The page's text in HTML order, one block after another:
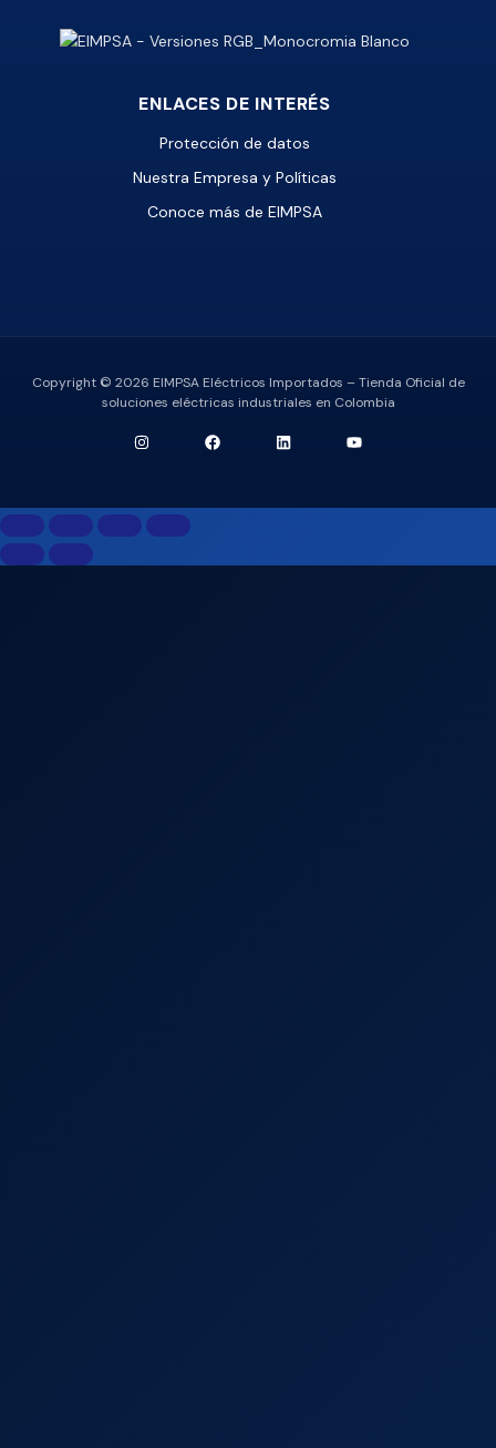
ENLACES DE INTERÉS
Protección de datos
Nuestra Empresa y Políticas
Conoce más de EIMPSA
Copyright © 2026 EIMPSA Eléctricos Importados – Tienda Oficial de
soluciones eléctricas industriales en Colombia